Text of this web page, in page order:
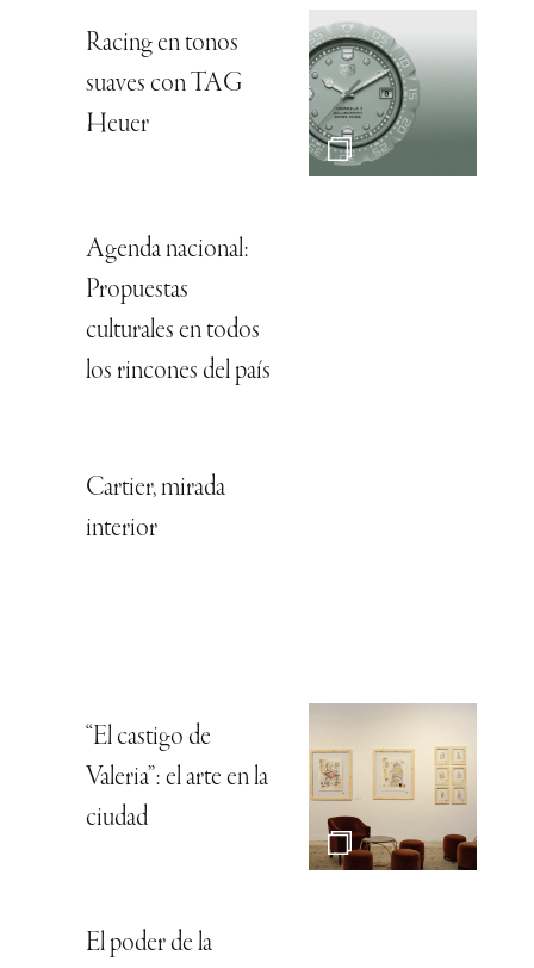
Racing en tonos
suaves con TAG
Heuer
Agenda nacional:
Propuestas
culturales en todos
los rincones del país
Cartier, mirada
interior
“El castigo de
Valeria”: el arte en la
ciudad
El poder de la